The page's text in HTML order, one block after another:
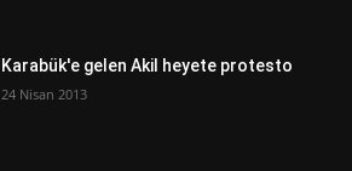
Karabük'e gelen Akil heyete protesto
24 Nisan 2013